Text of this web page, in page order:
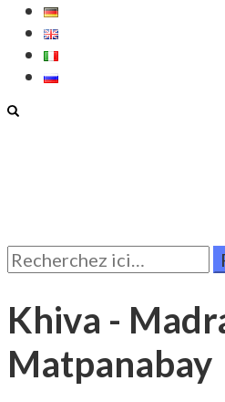
Rechercher:
Khiva -
Matpanabay